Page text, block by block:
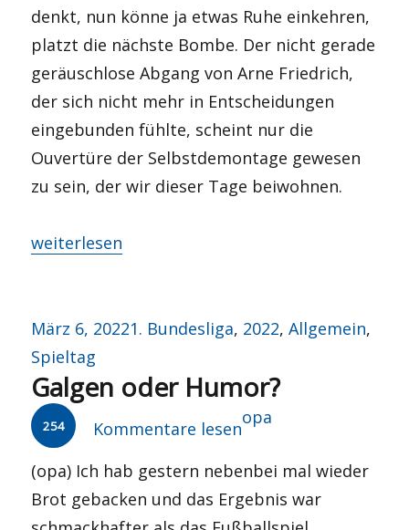
denkt, nun könne ja etwas Ruhe einkehren,
platzt die nächste Bombe. Der nicht gerade
geräuschlose Abgang von Arne Friedrich,
der sich nicht mehr in Entscheidungen
eingebunden fühlte, scheint nur die
Ouvertüre der Selbstdemontage gewesen
zu sein, der wir dieser Tage beiwohnen.
„FC Hoolywood“
weiterlesen
Veröffentlicht
am
März 6, 2022Kategorien
1. Bundesliga, 2022,Allgemein,
Spieltag
Galgen oder Humor?
254 Kommentare lesen
Autor
opa
(opa) Ich hab gestern nebenbei mal wieder
Brot gebacken und das Ergebnis war